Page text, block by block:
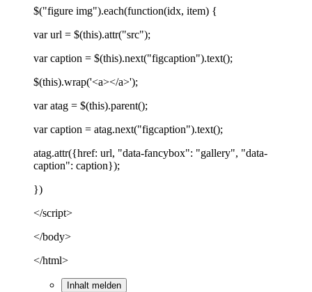
$("figure img").each(function(idx, item) {
var url = $(this).attr("src");
var caption = $(this).next("figcaption").text();
$(this).wrap('<a></a>');
var atag = $(this).parent();
var caption = atag.next("figcaption").text();
atag.attr({href: url, "data-fancybox": "gallery", "data-
caption": caption});
})
</script>
</body>
</html>
Inhalt melden